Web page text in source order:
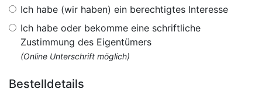
Ich habe (wir haben) ein berechtigtes Interesse
Ich habe oder bekomme eine schriftliche
Zustimmung des Eigentümers
(Online Unterschrift möglich)
Bestelldetails